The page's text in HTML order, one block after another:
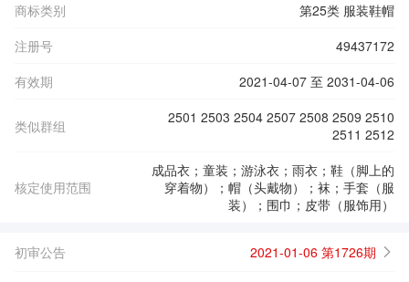
商标类别
第25类 服装鞋帽
注册号
49437172
有效期
2021-04-07 至 2031-04-06
类似群组
2501 2503 2504 2507 2508 2509 2510
2511 2512
核定使用范围
成品衣；童装；游泳衣；雨衣；鞋（脚上的
穿着物）；帽（头戴物）；袜；手套（服
装）；围巾；皮带（服饰用）
初审公告 2021-01-06 第1726期